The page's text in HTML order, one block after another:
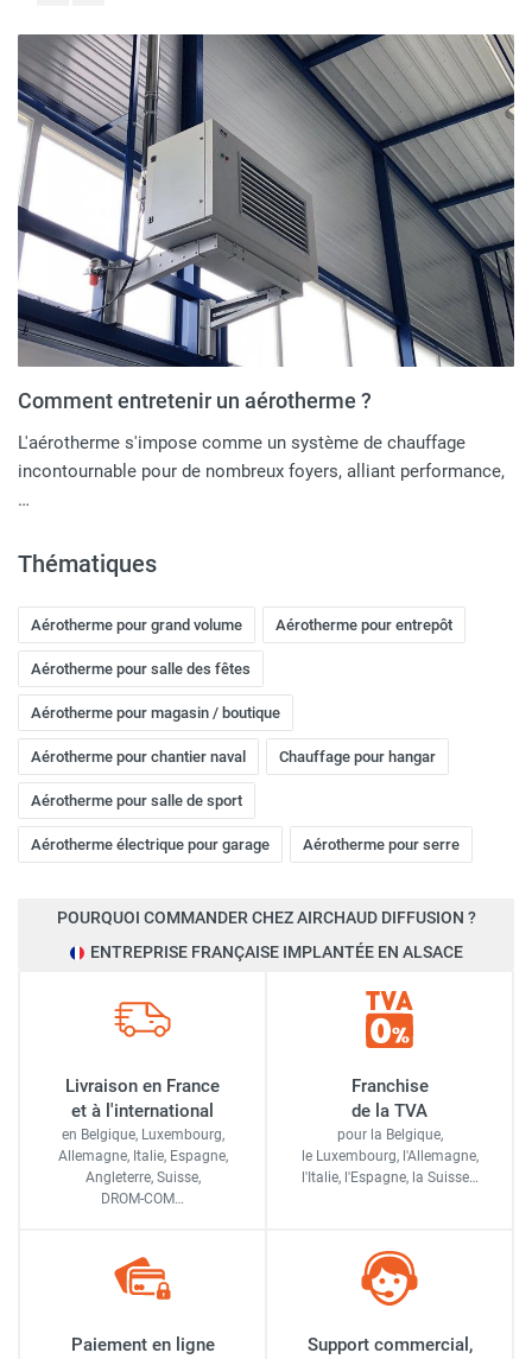
Comment entretenir un aérotherme ?
L'aérotherme s'impose comme un système de chauffage
incontournable pour de nombreux foyers, alliant performance,
…
Thématiques
Aérotherme pour grand volume Aérotherme pour entrepôt
Aérotherme pour salle des fêtes
Aérotherme pour magasin / boutique
Aérotherme pour chantier naval Chauffage pour hangar
Aérotherme pour salle de sport
Aérotherme électrique pour garage Aérotherme pour serre
POURQUOI COMMANDER CHEZ AIRCHAUD DIFFUSION ?
ENTREPRISE FRANÇAISE IMPLANTÉE EN ALSACE
Livraison en France
et à l'international
en Belgique, Luxembourg,
Allemagne, Italie, Espagne,
Angleterre, Suisse,
DROM-COM…
Franchise
de la TVA
pour la Belgique,
le Luxembourg, l'Allemagne,
l'Italie, l'Espagne, la Suisse…
Paiement en ligne Support commercial,